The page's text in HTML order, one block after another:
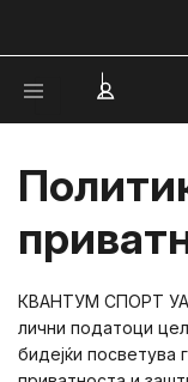
КВАНТУМ СПОРТ УА
лични податоци
бидејќи